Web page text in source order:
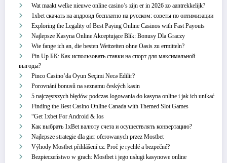
Wat maakt welke nieuwe online casino’s zijn er in 2026 zo aantrekkelijk?
1xbet скачать на андроид бесплатно на русском: советы по оптимизации
Exploring the Legality of Best Paying Online Casinos with Fast Payouts
Najlepsze Kasyna Online Akceptujące Blik: Bonusy Dla Graczy
Wie fange ich an, die besten Wettzeiten ohne Oasis zu ermitteln?
Pin Up БК: Как использовать ставки на спорт для максимальной
выгоды?
Pinco Casino’da Oyun Seçimi Necə Edilir?
Porovnání bonusů na seznamu českých kasin
5 najczęstszych błędów podczas logowania do kasyna online i jak ich unikać
Finding the Best Casino Online Canada with Themed Slot Games
“Get 1xbet For Android & Ios
Как выбрать 1xBet валюту счета и осуществлять конвертацию?
Najlepsze strategie dla gier oferowanych przez Mostbet
Výhody Mostbet přihlášení cz: Proč je rychlé a bezpečné?
Bezpieczeństwo w grach: Mostbet i jego usługi kasynowe online